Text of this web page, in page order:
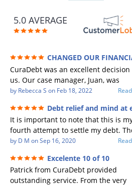
5.0 AVERAGE
CHANGED OUR
FUTURE (credit 200 Points / 90 K in
GONE)
CuraDebt was an excellent
us. Our case manager, Juan, was
incredible to work with. He and Julio
Every communication was quickly
responded to and all of our
were answered. We were able to
up in excess of 90 K in debt in a few
years with a manageable payment.
CuraDebt gave us the opportunity to
start over and do things the right
The collection calls ALL stopped,
by Rebecca S on Feb 18, 2022
Debt relief and mind at
It is important to note that this is
fourth attempt to settle my debt.
first debt settlement company gave
a debtor listing me as a charge off
credit report, even though they are
to date and I am making payments.
by D M onSep 16, 2020
Excelente 10 of 10
Patrick from CuraDebt provided
outstanding service. From the very